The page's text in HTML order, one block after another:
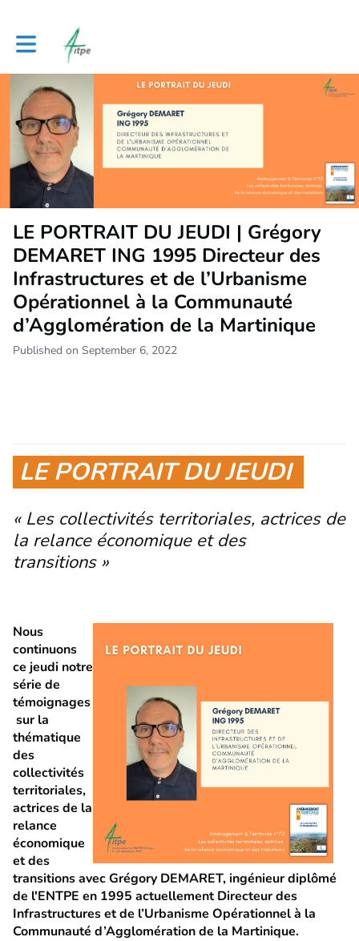
Toggle main navigation
LE PORTRAIT DU JEUDI | Grégory
DEMARET ING 1995 Directeur des
Infrastructures et de l’Urbanisme
Opérationnel à la Communauté
d’Agglomération de la Martinique
Published on September 6, 2022
LE PORTRAIT DU JEUDI
« Les collectivités territoriales, actrices de
la relance économique et des
transitions »
Nous
continuons
ce jeudi notre
série de
témoignages
sur la
thématique
des
collectivités
territoriales,
actrices de la
relance
économique
et des
transitions avec Grégory DEMARET, ingénieur diplômé
de l'ENTPE en 1995 actuellement Directeur des
Infrastructures et de l’Urbanisme Opérationnel à la
Communauté d’Agglomération de la Martinique.